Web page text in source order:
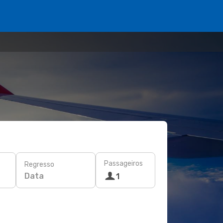
Regresso
Data
Passageiros
1